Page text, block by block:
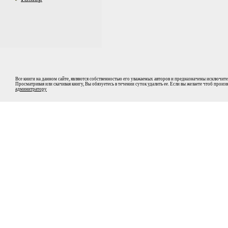
Все книги на данном сайте, являются собственностью его уважаемых авторов и предназначены
Просматривая или скачивая книгу, Вы обязуетесь в течении суток удалить ее. Если вы желаете чтоб
админитратору